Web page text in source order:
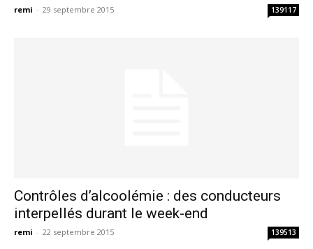
remi - 29 septembre 2015 139117
Contrôles d’alcoolémie : des conducteurs
interpellés durant le week-end
remi - 22 septembre 2015 139513